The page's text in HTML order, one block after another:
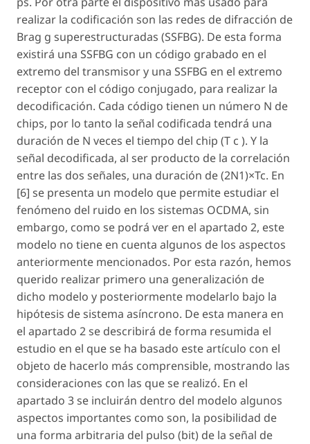
realizar la codificación son las redes de difracción de
Brag g superestructuradas (SSFBG). De esta forma
existirá una SSFBG con un código grabado en el
extremo del transmisor y una SSFBG en el extremo
receptor con el código conjugado, para realizar la
decodificación. Cada código tienen un número N de
chips, por lo tanto la señal codificada tendrá una
duración de N veces el tiempo del chip (T c ). Y la
señal decodificada, al ser producto de la correlación
entre las dos señales, una duración de (2N1)×Tc. En
[6] se presenta un modelo que permite estudiar el
fenómeno del ruido en los sistemas OCDMA, sin
embargo, como se podrá ver en el apartado 2, este
modelo no tiene en cuenta algunos de los aspectos
anteriormente mencionados. Por esta razón, hemos
querido realizar primero una generalización de
dicho modelo y posteriormente modelarlo bajo la
hipótesis de sistema asíncrono. De esta manera en
el apartado 2 se describirá de forma resumida el
estudio en el que se ha basado este artículo con el
objeto de hacerlo más comprensible, mostrando las
consideraciones con las que se realizó. En el
apartado 3 se incluirán dentro del modelo algunos
aspectos importantes como son, la posibilidad de
una forma arbitraria del pulso (bit) de la señal de